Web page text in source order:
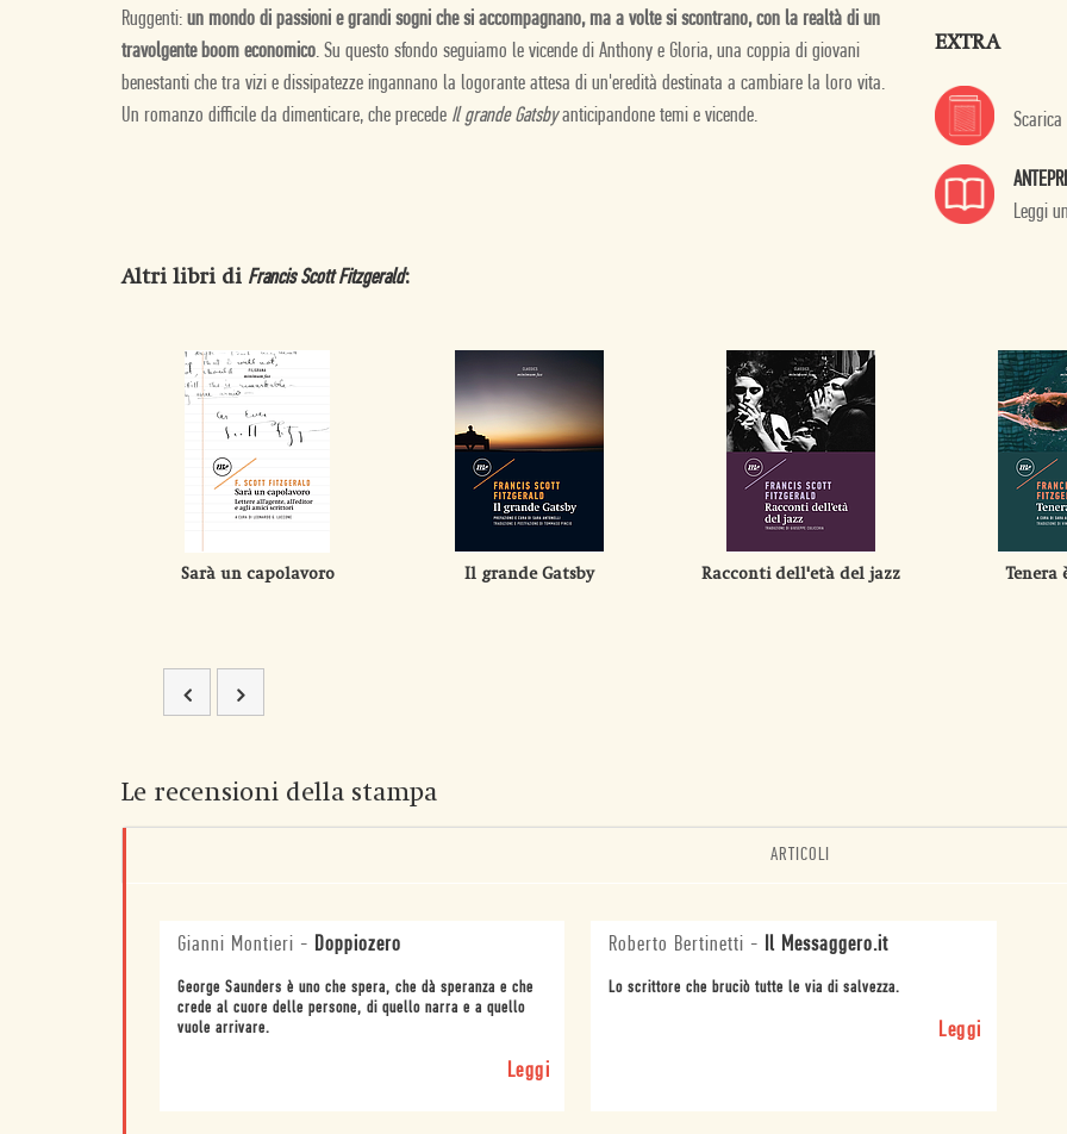
Ruggenti: un mondo di passioni e grandi sogni che si accompagnano, ma a volte si scontrano, con la realtà di un
travolgente boom economico. Su questo sfondo seguiamo le vicende di Anthony e Gloria, una coppia di giovani
benestanti che tra vizi e dissipatezze ingannano la logorante attesa di un'eredità destinata a cambiare la loro vita.
Un romanzo difficile da dimenticare, che precede Il grande Gatsbyanticipandone temi e vicende.
EXTRA
Scarica
Leggi
Altri libri di Francis Scott Fitzgerald:
Sarà un capolavoro Il grande Gatsby Racconti dell'età del jazz Tenera
Le recensioni della stampa
ARTICOLI
Gianni Montieri - Doppiozero
George Saunders è uno che spera, che dà speranza e che
crede al cuore delle persone, di quello narra e a quello
vuole arrivare.
Leggi
Roberto Bertinetti - Il Messaggero.it
Lo scrittore che bruciò tutte le via di salvezza.
Leggi